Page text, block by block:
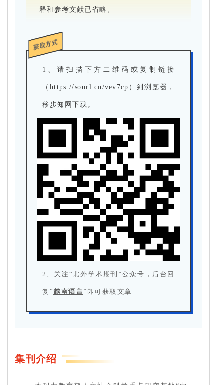
释和参考文献已省略。
获取方式
1、请扫描下方二维码或复制链接
（https://sourl.cn/vev7cp）到浏览器，
移步知网下载。
2、关注“北外学术期刊”公众号，后台回
复“越南语言”即可获取文章
集刊介绍